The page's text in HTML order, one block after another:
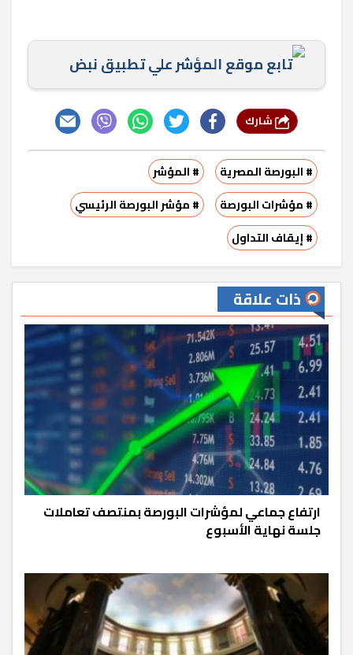
تابع موقع المؤشر علي تطبيق نبض
# البورصة المصرية
# المؤشر
# مؤشرات البورصة
# مؤشر البورصة الرئيسي
# إيقاف التداول
ذات علاقة
ارتفاع جماعي لمؤشرات البورصة بمنتصف تعاملات
جلسة نهاية الأسبوع